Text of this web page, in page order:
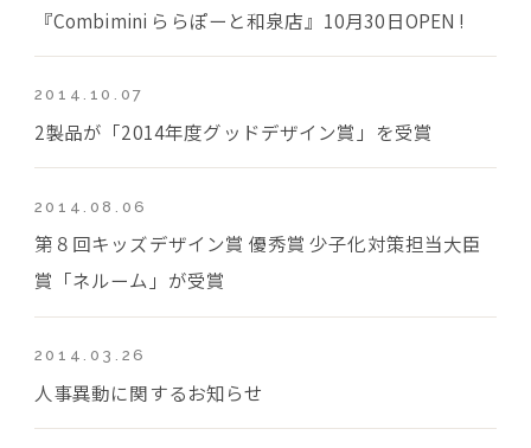
『Combimini ららぽーと和泉店』10月30日OPEN !
2014.10.07
2製品が「2014年度グッドデザイン賞」を受賞
2014.08.06
第８回キッズデザイン賞 優秀賞 少子化対策担当大臣
賞「ネルーム」が受賞
2014.03.26
人事異動に関するお知らせ